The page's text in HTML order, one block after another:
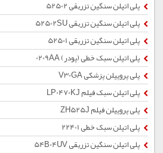
پلی اتیلن سنگین تزریقی 52502
پلی اتیلن سنگین تزریقی 52502SU
پلی اتیلن سنگین تزریقی 52501
پلی اتیلن سبک خطی (پودر) 0209AA
پلی پروپیلن پزشکی V30GA
پلی اتیلن سبک فیلم LP0470KJ
پلی پروپیلن فیلم ZH525J
پلی اتیلن سبک خطی 22401
پلی اتیلن سنگین تزریقی 54B04UV